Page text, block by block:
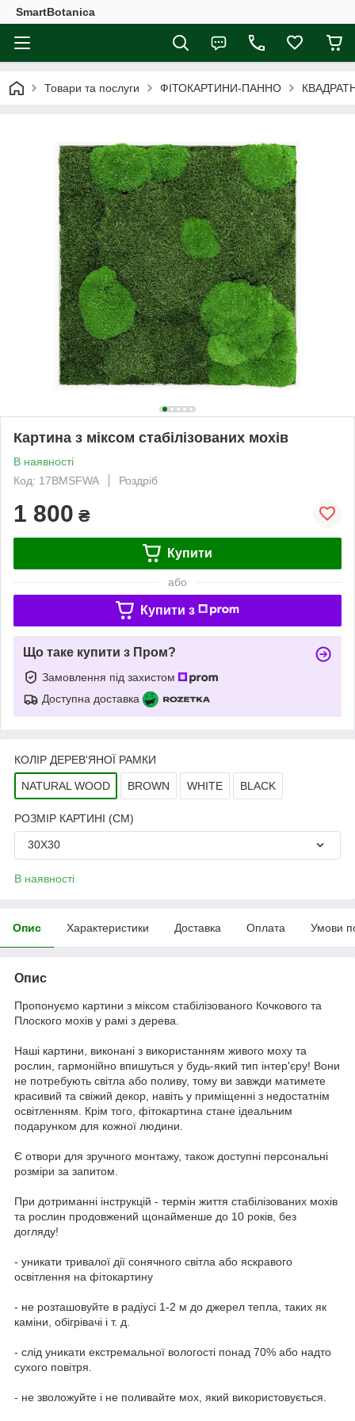
SmartBotanica
Товари та послуги ФІТОКАРТИНИ-ПАННО
Картина з міксом стабілізованих мохів
В наявності
Код: 17BMSFWA
Роздріб
1 800 ₴
Купити
або
Купити з
Що таке купити з Пром?
Замовлення під захистом
Доступна доставка
КОЛІР ДЕРЕВ'ЯНОЇ РАМКИ
NATURAL WOOD BROWN WHITE BLACK
РОЗМІР КАРТИНІ (СМ)
30Х30
В наявності
Опис Характеристики Доставка Оплата Умови
Опис
Пропонуємо картини з міксом стабілізованого Кочкового та
Плоского мохів у рамі з дерева.
Наші картини, виконані з використанням живого моху та
рослин, гармонійно впишуться у будь-який тип інтер'єру! Вони
не потребують світла або поливу, тому ви завжди матимете
красивий та свіжий декор, навіть у приміщенні з недостатнім
освітленням. Крім того, фітокартина стане ідеальним
подарунком для кожної людини.
Є отвори для зручного монтажу, також доступні персональні
розміри за запитом.
При дотриманні інструкцій - термін життя стабілізованих мохів
та рослин продовжений щонайменше до 10 років, без
догляду!
- уникати тривалої дії сонячного світла або яскравого
освітлення на фітокартину
- не розташовуйте в радіусі 1-2 м до джерел тепла, таких як
каміни, обігрівачі і т. д.
- слід уникати екстремальної вологості понад 70% або надто
сухого повітря.
- не зволожуйте і не поливайте мох, який використовується.